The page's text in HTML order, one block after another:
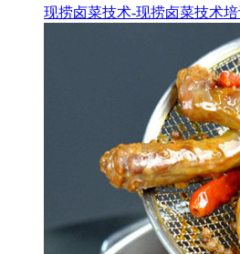
现捞卤菜技术-现捞卤菜技术